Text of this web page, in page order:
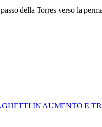
della Torres verso la
IN AUMENTO E